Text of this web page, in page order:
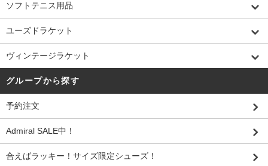
ソフトテニス用品
ユーズドラケット
ヴィンテージラケット
グループから探す
予約注文
Admiral SALE中！
合えばラッキー！サイズ限定シューズ！